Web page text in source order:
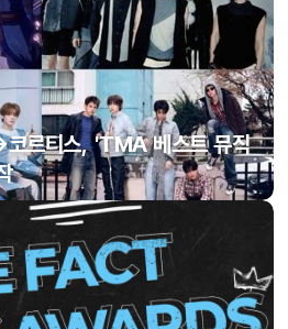
르티스, 'TMA 베스트 뮤직